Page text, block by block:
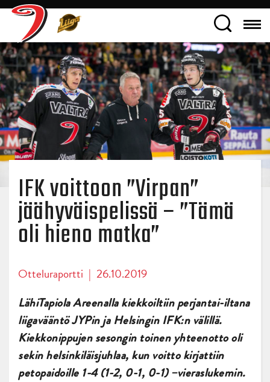
IFK voittoon ”Virpan”
jäähyväispelissä – ”Tämä
oli hieno matka”
Otteluraportti | 26.10.2019
LähiTapiola Areenalla kiekkoiltiin perjantai-iltana
liigavääntö JYPin ja Helsingin IFK:n välillä.
Kiekkonippujen sesongin toinen yhteenotto oli
sekin helsinkiläisjuhlaa, kun voitto kirjattiin
petopaidoille 1-4 (1-2, 0-1, 0-1) –vieraslukemin.